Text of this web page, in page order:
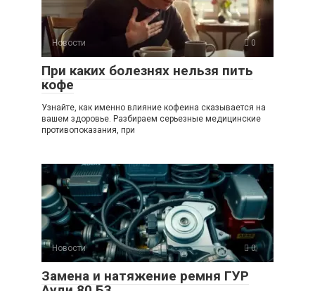
Новости 0
При каких болезнях нельзя пить
кофе
Узнайте, как именно влияние кофеина сказывается на
вашем здоровье. Разбираем серьезные медицинские
противопоказания, при
Новости 0
Замена и натяжение ремня ГУР